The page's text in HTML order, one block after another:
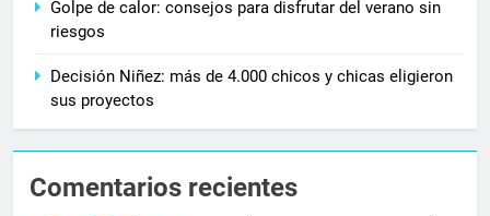
Golpe de calor: consejos para disfrutar del verano sin
riesgos
Decisión Niñez: más de 4.000 chicos y chicas eligieron
sus proyectos
Comentarios recientes